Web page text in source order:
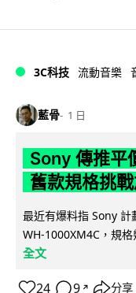
3C科技 流動音樂
藍骨 1 日
Sony 傳推
舊款規格挑
最近有爆料指 Sony
WH-1000XM4C，規
全文
24 9 ↗ 分享